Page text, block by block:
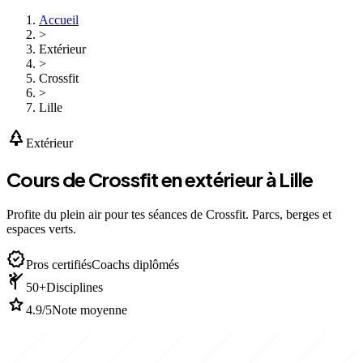
Accueil
>
Extérieur
>
Crossfit
>
Lille
park Extérieur
Cours de Crossfit en extérieur à Lille
Profite du plein air pour tes séances de Crossfit. Parcs, berges et
espaces verts.
verifiedPros certifiésCoachs diplômés
sports_martial_arts 50+Disciplines
star4.9/5Note moyenne